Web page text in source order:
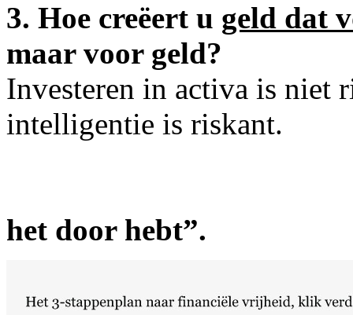
3. Hoe creëert u geld dat
maar voor
Investeren in activa is niet
intelligentie is riskant.
het door hebt”.